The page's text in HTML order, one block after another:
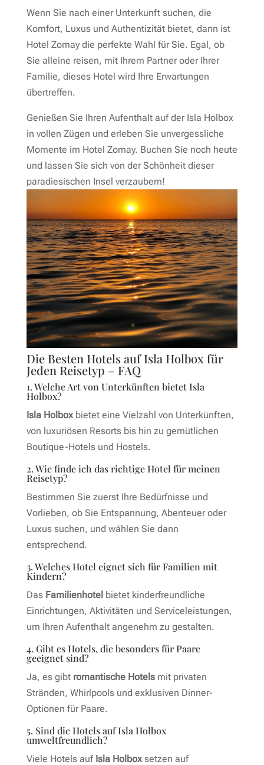
Wenn Sie nach einer Unterkunft suchen, die
Komfort, Luxus und Authentizität bietet, dann ist
Hotel Zomay die perfekte Wahl für Sie. Egal, ob
Sie alleine reisen, mit Ihrem Partner oder Ihrer
Familie, dieses Hotel wird Ihre Erwartungen
übertreffen.
Genießen Sie Ihren Aufenthalt auf der Isla Holbox
in vollen Zügen und erleben Sie unvergessliche
Momente im Hotel Zomay. Buchen Sie noch heute
und lassen Sie sich von der Schönheit dieser
paradiesischen Insel verzaubern!
Die Besten Hotels auf Isla Holbox für
Jeden Reisetyp – FAQ
1. Welche Art von Unterkünften bietet Isla
Holbox?
Isla Holboxbietet eine Vielzahl von Unterkünften,
von luxuriösen Resorts bis hin zu gemütlichen
Boutique-Hotels und Hostels.
2. Wie finde ich das richtige Hotel für meinen
Reisetyp?
Bestimmen Sie zuerst Ihre Bedürfnisse und
Vorlieben, ob Sie Entspannung, Abenteuer oder
Luxus suchen, und wählen Sie dann
entsprechend.
3. Welches Hotel eignet sich für Familien mit
Kindern?
Das Familienhotel bietet kinderfreundliche
Einrichtungen, Aktivitäten und Serviceleistungen,
um Ihren Aufenthalt angenehm zu gestalten.
4. Gibt es Hotels, die besonders für Paare
geeignet sind?
Ja, es gibt romantische Hotelsmit privaten
Stränden, Whirlpools und exklusiven Dinner-
Optionen für Paare.
5. Sind die Hotels auf Isla Holbox
umweltfreundlich?
Viele Hotels auf Isla Holboxsetzen auf